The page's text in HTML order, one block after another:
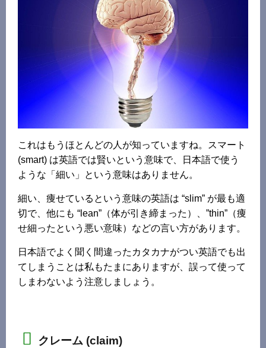
これはもうほとんどの人が知っていますね。スマート
(smart) は英語では賢いという意味で、日本語で使う
ような「細い」という意味はありません。
細い、痩せているという意味の英語は “slim” が最も適
切で、他にも “lean”（体が引き締まった）、”thin”（痩
せ細ったという悪い意味）などの言い方があります。
日本語でよく聞く間違ったカタカナがつい英語でも出
てしまうことは私もたまにありますが、誤って使って
しまわないよう注意しましょう。
クレーム (claim)